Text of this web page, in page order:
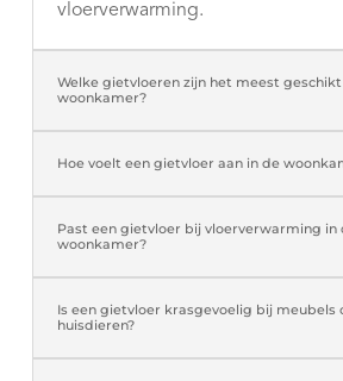
vloerverwarming.
Welke gietvloeren zijn het meest
woonkamer?
Hoe voelt een gietvloer aan in de
Past een gietvloer bij vloerverwarming in
woonkamer?
Is een gietvloer krasgevoelig bij meubels
huisdieren?